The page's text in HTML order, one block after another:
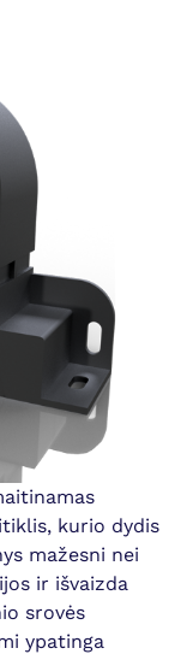
kurio dydis
mažesni nei
ir išvaizda
srovės
ypatinga